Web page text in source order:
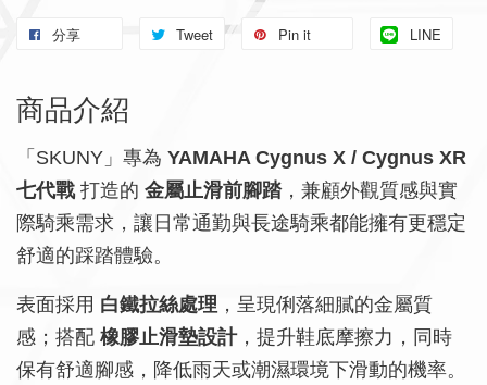
分享 Tweet Pin it LINE
商品介紹
「SKUNY」專為 YAMAHA Cygnus X / Cygnus XR
七代戰打造的 金屬止滑前腳踏，兼顧外觀質感與實
際騎乘需求，讓日常通勤與長途騎乘都能擁有更穩定
舒適的踩踏體驗。
表面採用 白鐵拉絲處理 ，呈現俐落細膩的金屬質
感；搭配 橡膠止滑墊設計，提升鞋底摩擦力，同時
保有舒適腳感，降低雨天或潮濕環境下滑動的機率。